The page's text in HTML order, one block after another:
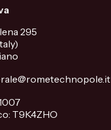
295
T9K4ZHO